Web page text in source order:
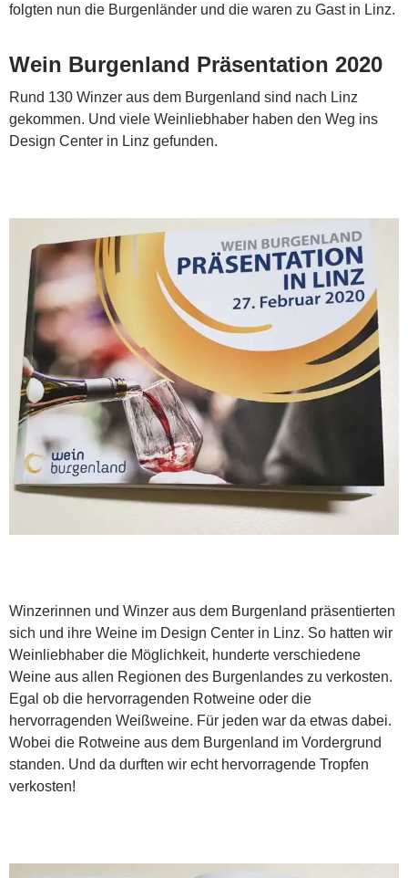
folgten nun die Burgenländer und die waren zu Gast in Linz.
Wein Burgenland Präsentation 2020
Rund 130 Winzer aus dem Burgenland sind nach Linz
gekommen. Und viele Weinliebhaber haben den Weg ins
Design Center in Linz gefunden.
Winzerinnen und Winzer aus dem Burgenland präsentierten
sich und ihre Weine im Design Center in Linz. So hatten wir
Weinliebhaber die Möglichkeit, hunderte verschiedene
Weine aus allen Regionen des Burgenlandes zu verkosten.
Egal ob die hervorragenden Rotweine oder die
hervorragenden Weißweine. Für jeden war da etwas dabei.
Wobei die Rotweine aus dem Burgenland im Vordergrund
standen. Und da durften wir echt hervorragende Tropfen
verkosten!